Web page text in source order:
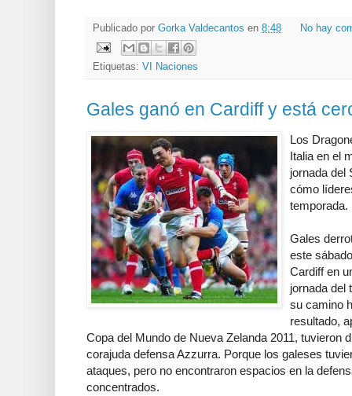
Publicado por Gorka Valdecantos en 8:48 No hay
Etiquetas: VI Naciones
Gales ganó en Cardiff y está
Los
Italia en el
jornada del
cómo
temporada.
Gales
este
Cardiff en
jornada del
su camino
resultado,
Copa del Mundo de Nueva Zelanda 2011, tuvieron
corajuda defensa Azzurra. Porque los galeses
ataques, pero no encontraron espacios en la
concentrados.